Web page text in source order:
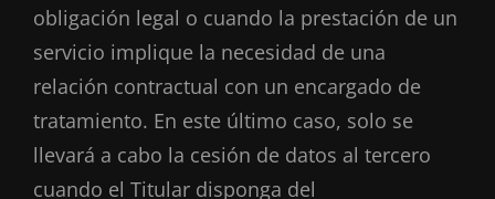
obligación legal o cuando la prestación de un
servicio implique la necesidad de una
relación contractual con un encargado de
tratamiento. En este último caso, solo se
llevará a cabo la cesión de datos al tercero
cuando el Titular disponga del